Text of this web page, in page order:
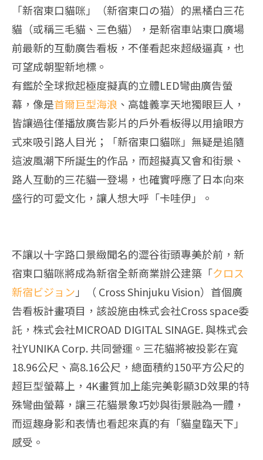
「新宿東口貓咪」（新宿東口の猫）的黑橘白三花
貓（或稱三毛貓、三色貓），是新宿車站東口廣場
前最新的互動廣告看板，不僅看起來超級逼真，也
可望成朝聖新地標。
有鑑於全球掀起極度擬真的立體LED彎曲廣告螢
幕，像是首爾巨型海浪 、高雄義享天地獨眼巨人，
皆讓過往僅播放廣告影片的戶外看板得以用搶眼方
式來吸引路人目光；「新宿東口貓咪」無疑是追隨
這波風潮下所誕生的作品，而超擬真又會和街景、
路人互動的三花貓一登場，也確實呼應了日本向來
盛行的可愛文化，讓人想大呼「卡哇伊」。
不讓以十字路口景緻聞名的澀谷街頭專美於前，新
宿東口貓咪將成為新宿全新商業辦公建築「クロス
新宿ビジョン 」（ Cross Shinjuku Vision）首個廣
告看板計畫項目，該設施由株式会社Cross space委
託，株式会社MICROAD DIGITAL SINAGE. 與株式会
社YUNIKA Corp. 共同營運。三花貓將被投影在寬
18.96公尺、高8.16公尺，總面積約150平方公尺的
超巨型螢幕上，4K畫質加上能完美彰顯3D效果的特
殊彎曲螢幕，讓三花貓景象巧妙與街景融為一體，
而逗趣身影和表情也看起來真的有「貓皇臨天下」
感受。